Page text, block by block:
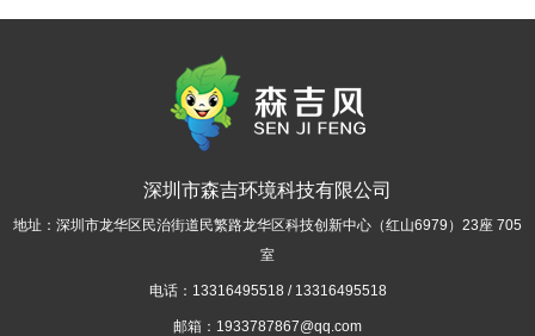
深圳市森吉环境科技有限公司
地址：深圳市龙华区民治街道民繁路龙华区科技创新中心（红山6979）23座 705
室
电话：13316495518 / 13316495518
邮箱：1933787867@qq.com